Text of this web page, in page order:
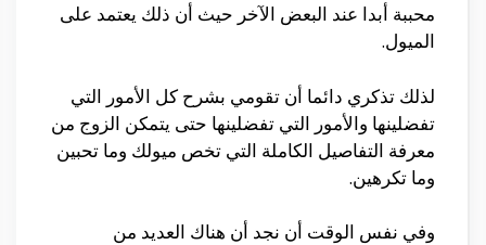
محببة أبدا عند البعض الآخر حيث أن ذلك يعتمد على
الميول.
لذلك تذكري دائما أن تقومي بشرح كل الأمور التي
تفضلينها والأمور التي تفضلينها حتى يتمكن الزوج من
معرفة التفاصيل الكاملة التي تخص ميولك وما تحبين
وما تكرهين.
وفي نفس الوقت أن نجد أن هناك العديد من